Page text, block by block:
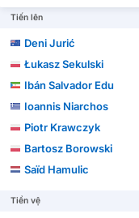
Tiến lên
Deni Jurić
Łukasz Sekulski
Ibán Salvador Edu
Ioannis Niarchos
Piotr Krawczyk
Bartosz Borowski
Saïd Hamulic
Tiền vệ